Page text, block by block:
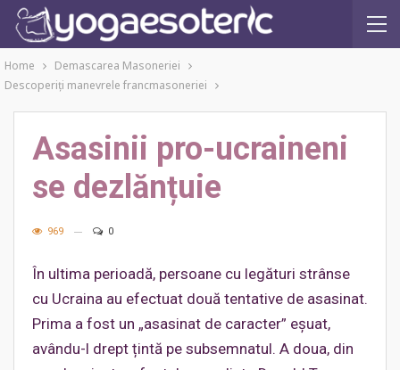
Home
Demascarea Masoneriei
Descoperiţi manevrele francmasoneriei
Asasinii pro-ucraineni
se dezlănțuie
969 0
În ultima perioadă, persoane cu legături strânse
cu Ucraina au efectuat două tentative de asasinat.
Prima a fost un „asasinat de caracter” eșuat,
avându-l drept țintă pe subsemnatul. A doua, din